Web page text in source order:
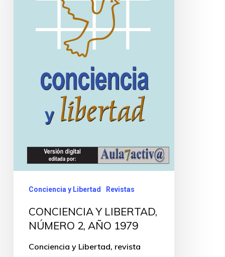
Conciencia y Libertad Revistas
CONCIENCIA Y LIBERTAD,
NÚMERO 2, AÑO 1979
Conciencia y Libertad, revista